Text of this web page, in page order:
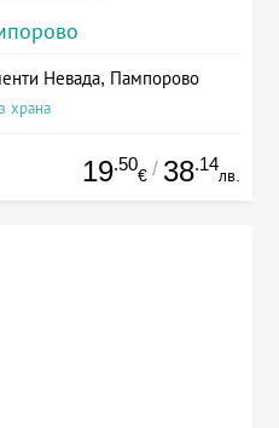
Невада, Пампорово
храна
19.50
€ / 38.14
лв.